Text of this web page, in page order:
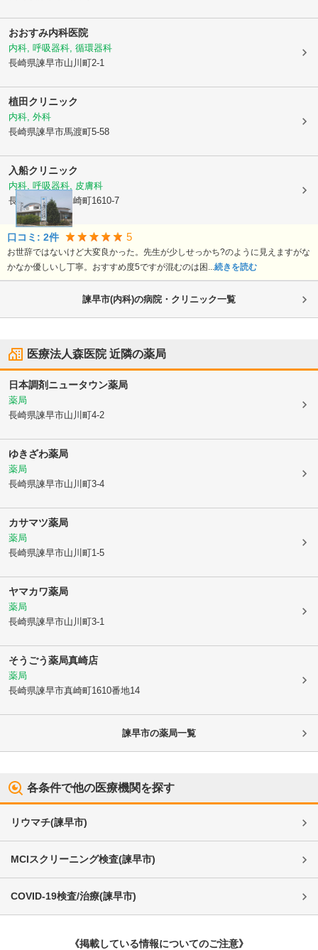
おおすみ内科医院
内科, 呼吸器科, 循環器科
長崎県諫早市山川町2-1
植田クリニック
内科, 外科
長崎県諫早市馬渡町5-58
入船クリニック
内科, 呼吸器科, 皮膚科
長崎県諫早市
真崎町1610-7
口コミ: 2件 5
お世辞ではないけど大変良かった。先生が少しせっかち?のように見えますがな
かなか優しいし丁寧。おすすめ度5ですが混むのは困... 続きを読む
諫早市(内科)の病院・クリニック一覧
医療法人森医院近隣の薬局
日本調剤ニュータウン薬局
薬局
長崎県諫早市山川町4-2
ゆきざわ薬局
薬局
長崎県諫早市山川町3-4
カサマツ薬局
薬局
長崎県諫早市山川町1-5
ヤマカワ薬局
薬局
長崎県諫早市山川町3-1
そうごう薬局真崎店
薬局
長崎県諫早市真崎町1610番地14
諫早市の薬局一覧
各条件で他の医療機関を探す
リウマチ(諫早市)
MCIスクリーニング検査(諫早市)
COVID-19検査/治療(諫早市)
《掲載している情報についてのご注意》